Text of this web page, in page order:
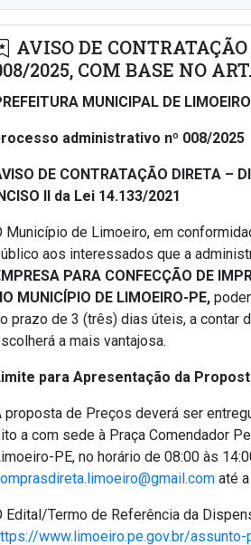
AVISO DE
2025, COM BASE NO
MUNICIPAL DE LIMOEIRO
administrativo nº 008/2025
DE CONTRATAÇÃO DIRETA –
INCISO II da Lei 14.133/2021
Município de Limoeiro, em
aos interessados que a
PARA CONFECÇÃO DE
MUNICÍPIO DE LIMOEIRO-PE,
prazo de 3 (três) dias úteis, a contar
a mais vantajosa.
para Apresentação da
proposta de Preços deverá ser
a com sede à Praça Comendador
PE, no horário de 08:00 às
até
Edital/Termo de Referência da
www.limoeiro.pe.gov.br/